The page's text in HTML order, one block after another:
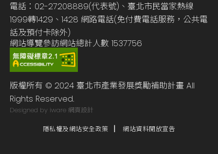
電話：02-27208889(代表號)、臺北市民當家熱線
1999轉1429、1428 網路電話(免付費電話服務，公共電
話及預付卡除外)
網站導覽參訪網站總計人數 1537756
版權所有 © 2024 臺北市產業發展獎勵補助計畫 All
Rights Reserved.
Designed by iware 網頁設計
隱私權及網站安全政策 網站資料開放宣告